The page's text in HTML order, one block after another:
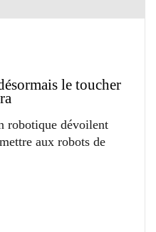
le toucher
robotique dévoilent
aux robots de